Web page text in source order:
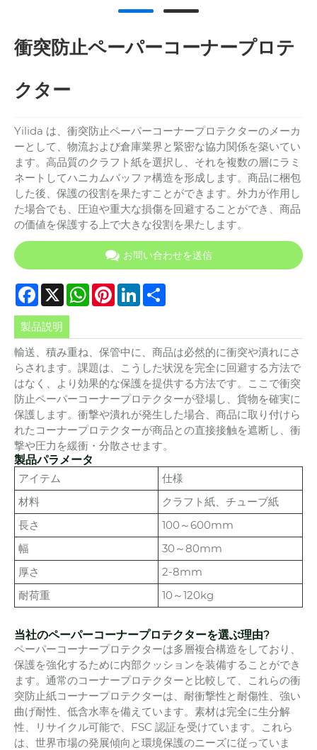
衝突防止ペーパーコーナープロテ
クター
Yilida は、衝突防止ペーパーコーナープロテクターのメーカ
ーとして、物流および倉庫業界と緊密な協力関係を築いてい
ます。高品質のクラフト紙を選択し、それを複数の層にラミ
ネートしてハニカムバッファ構造を形成します。商品に梱包
した後、保護の役割を果たすことができます。外力が作用し
た場合でも、圧迫や重大な損傷を回避することができ、商品
の価値を保護する上で大きな役割を果たします。
お問い合わせを送信
Facebook
X WhatsApp
PinterestLinkedIn
製品説明
輸送、積み重ね、保管中に、商品は必然的に衝突や潰れにさ
らされます。課題は、こうした状況を完全に回避する方法で
はなく、より効果的な保護を提供する方法です。ここで衝突
防止ペーパーコーナープロテクターが登場し、貨物を確実に
保護します。衝撃や潰れが発生した場合、商品に取り付けら
れたコーナープロテクターが商品との直接接触を遮断し、衝
撃や圧力を緩衝・分散させます。
製品パラメータ
アイテム
仕様
材料
クラフト紙、チューブ紙
長さ
100～600mm
幅
30～80mm
厚さ
2-8mm
耐荷重
10～120kg
当社のペーパーコーナープロテクターを選ぶ理由?
ペーパーコーナープロテクターは多層複合構造をしており、
保護を強化するために内部クッションを装備することができ
ます。通常のコーナープロテクターと比較して、これらの衝
突防止紙コーナープロテクターは、耐衝撃性と耐傷性、強い
曲げ耐性、低含水率を備えています。素材は完全に生分解
性、リサイクル可能で、FSC 認証を受けています。これら
は、世界市場の発展傾向と環境保護のニーズに従っていま